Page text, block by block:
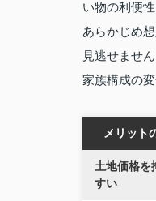
い物の利便
あらかじめ
見逃せません
家族構成の
メリット
土地価格を
すい